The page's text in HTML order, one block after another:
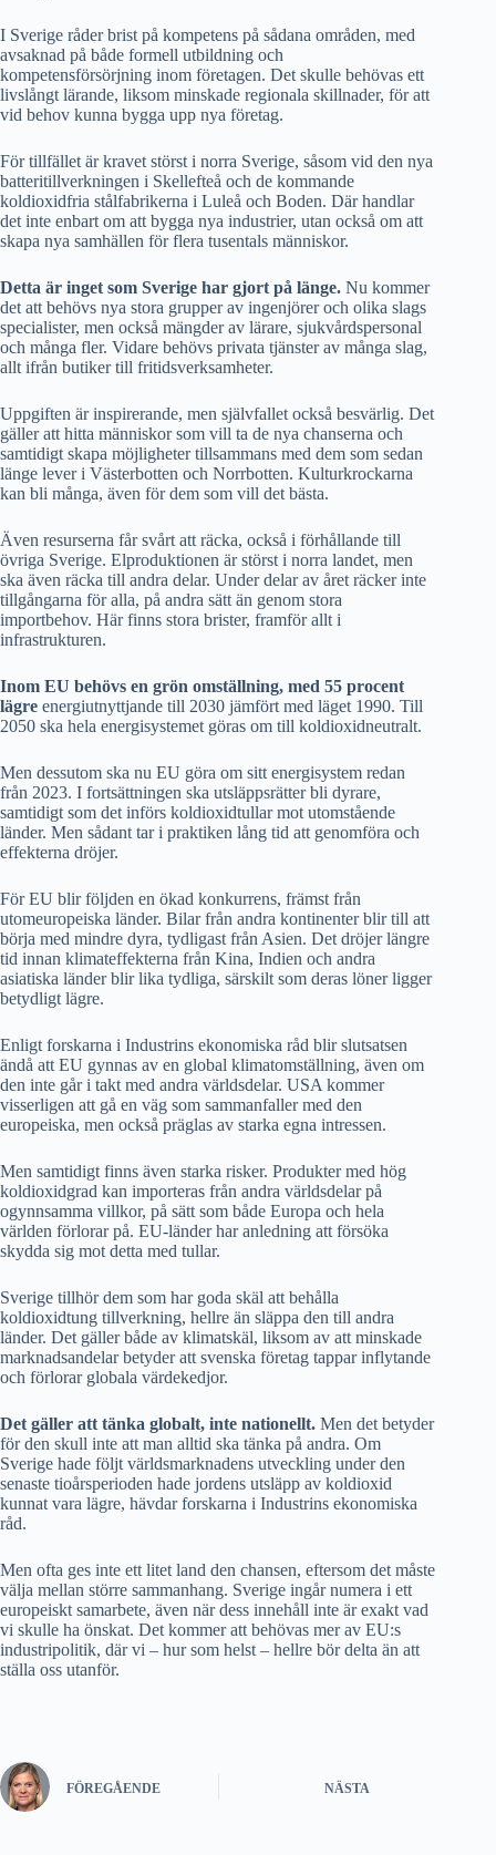
I Sverige råder brist på kompetens på sådana områden, med
avsaknad på både formell utbildning och
kompetensförsörjning inom företagen. Det skulle behövas ett
livslångt lärande, liksom minskade regionala skillnader, för att
vid behov kunna bygga upp nya företag.
För tillfället är kravet störst i norra Sverige, såsom vid den nya
batteritillverkningen i Skellefteå och de kommande
koldioxidfria stålfabrikerna i Luleå och Boden. Där handlar
det inte enbart om att bygga nya industrier, utan också om att
skapa nya samhällen för flera tusentals människor.
Detta är inget som Sverige har gjort på länge. Nu kommer
det att behövs nya stora grupper av ingenjörer och olika slags
specialister, men också mängder av lärare, sjukvårdspersonal
och många fler. Vidare behövs privata tjänster av många slag,
allt ifrån butiker till fritidsverksamheter.
Uppgiften är inspirerande, men självfallet också besvärlig. Det
gäller att hitta människor som vill ta de nya chanserna och
samtidigt skapa möjligheter tillsammans med dem som sedan
länge lever i Västerbotten och Norrbotten. Kulturkrockarna
kan bli många, även för dem som vill det bästa.
Även resurserna får svårt att räcka, också i förhållande till
övriga Sverige. Elproduktionen är störst i norra landet, men
ska även räcka till andra delar. Under delar av året räcker inte
tillgångarna för alla, på andra sätt än genom stora
importbehov. Här finns stora brister, framför allt i
infrastrukturen.
Inom EU behövs en grön omställning, med 55 procent
lägre energiutnyttjande till 2030 jämfört med läget 1990. Till
2050 ska hela energisystemet göras om till koldioxidneutralt.
Men dessutom ska nu EU göra om sitt energisystem redan
från 2023. I fortsättningen ska utsläppsrätter bli dyrare,
samtidigt som det införs koldioxidtullar mot utomstående
länder. Men sådant tar i praktiken lång tid att genomföra och
effekterna dröjer.
För EU blir följden en ökad konkurrens, främst från
utomeuropeiska länder. Bilar från andra kontinenter blir till att
börja med mindre dyra, tydligast från Asien. Det dröjer längre
tid innan klimateffekterna från Kina, Indien och andra
asiatiska länder blir lika tydliga, särskilt som deras löner ligger
betydligt lägre.
Enligt forskarna i Industrins ekonomiska råd blir slutsatsen
ändå att EU gynnas av en global klimatomställning, även om
den inte går i takt med andra världsdelar. USA kommer
visserligen att gå en väg som sammanfaller med den
europeiska, men också präglas av starka egna intressen.
Men samtidigt finns även starka risker. Produkter med hög
koldioxidgrad kan importeras från andra världsdelar på
ogynnsamma villkor, på sätt som både Europa och hela
världen förlorar på. EU-länder har anledning att försöka
skydda sig mot detta med tullar.
Sverige tillhör dem som har goda skäl att behålla
koldioxidtung tillverkning, hellre än släppa den till andra
länder. Det gäller både av klimatskäl, liksom av att minskade
marknadsandelar betyder att svenska företag tappar inflytande
och förlorar globala värdekedjor.
Det gäller att tänka globalt, inte nationellt. Men det betyder
för den skull inte att man alltid ska tänka på andra. Om
Sverige hade följt världsmarknadens utveckling under den
senaste tioårsperioden hade jordens utsläpp av koldioxid
kunnat vara lägre, hävdar forskarna i Industrins ekonomiska
råd.
Men ofta ges inte ett litet land den chansen, eftersom det måste
välja mellan större sammanhang. Sverige ingår numera i ett
europeiskt samarbete, även när dess innehåll inte är exakt vad
vi skulle ha önskat. Det kommer att behövas mer av EU:s
industripolitik, där vi – hur som helst – hellre bör delta än att
ställa oss utanför.
FÖREGÅENDE NÄSTA